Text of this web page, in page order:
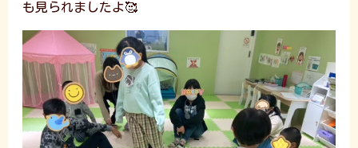
も見られましたよ🥰